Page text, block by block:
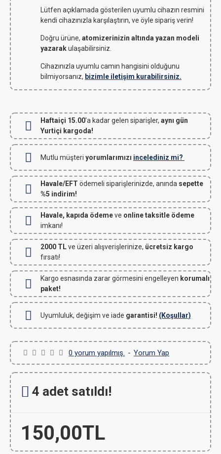
Lütfen açıklamada gösterilen uyumlu cihazın resmini
kendi cihazınızla karşılaştırın, ve öyle sipariş verin!
Doğru ürüne, atomizerinizin altında yazan modeli
yazarakulaşabilirsiniz.
Cihazınızla uyumlu camın hangisini olduğunu
bilmiyorsanız, bizimle iletişim kurabilirsiniz.
Haftaiçi 15.00'a kadar gelen siparişler, aynı gün
Yurtiçi kargoda!
Mutlu müşteri yorumlarımızı incelediniz mi?
Havale/EFT ödemeli siparişlerinizde, anında sepette
%5 indirim!
Havale, kapıda ödemeve online taksitle ödeme
imkanı!
2000 TLve üzeri alışverişlerinize, ücretsiz kargo
fırsatı!
Kargo esnasında zarar görmesini engelleyen korumalı
paket!
Uyumluluk, değişim ve iade garantisi! (Koşullar)
0 yorum yapılmış. - Yorum Yap
150,00TL
4 adet satıldı!